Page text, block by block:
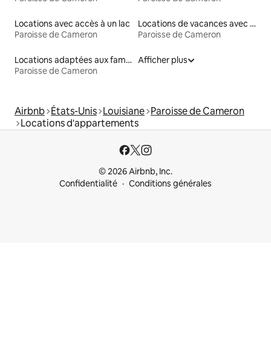
Locations avec accès à un lac
Paroisse de Cameron
Locations de vacances avec piscine
Paroisse de Cameron
Locations adaptées aux familles
Paroisse de Cameron
Afficher plus
Airbnb États-Unis Louisiane Paroisse de Cameron
Locations d'appartements
© 2026 Airbnb, Inc.
Confidentialité
Conditions générales